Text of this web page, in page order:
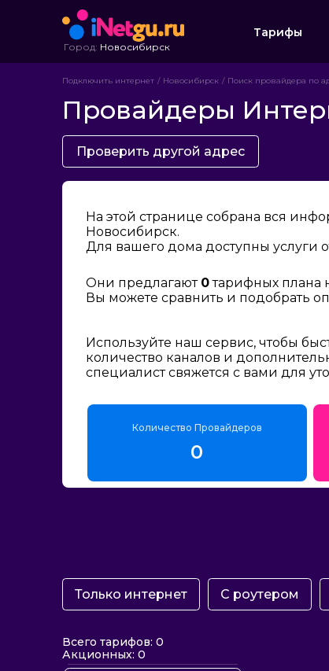
Город: Новосибирск
Тарифы
Подключить интернет Новосибирск Поиск провайдера по
Провайдеры
Проверить другой адрес
На этой странице собрана вся
Новосибирск.
Для вашего дома доступны услуги
Они предлагают 0тарифных плана
Вы можете сравнить и подобрать
Используйте наш сервис, чтобы
количество каналов и
специалист свяжется с вами для
Количество Провайдеров
0
Только интернет С роутером
Всего тарифов: 0
Акционных: 0